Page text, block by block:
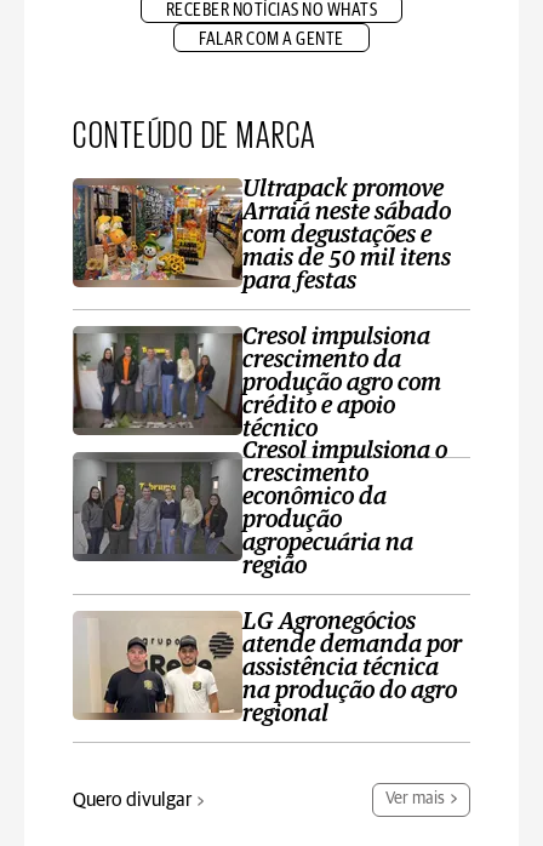
RECEBER NOTÍCIAS NO WHATS
FALAR COM A GENTE
CONTEÚDO DE MARCA
Ultrapack promove
Arraiá neste sábado
com degustações e
mais de 50 mil itens
para festas
Cresol impulsiona
crescimento da
produção agro com
crédito e apoio
técnico
Cresol impulsiona o
crescimento
econômico da
produção
agropecuária na
região
LG Agronegócios
atende demanda por
assistência técnica
na produção do agro
regional
Quero divulgar Ver mais